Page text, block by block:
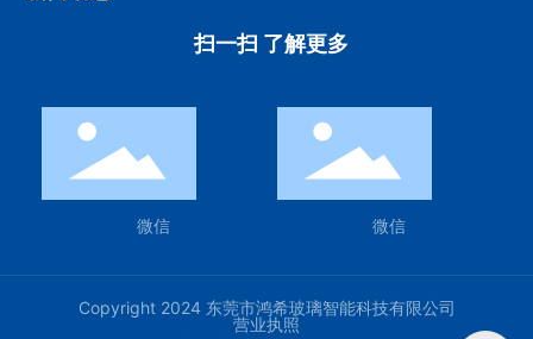
扫一扫 了解更多
微信 微信
Copyright 2024 东莞市鸿希玻璃智能科技有限公司
营业执照